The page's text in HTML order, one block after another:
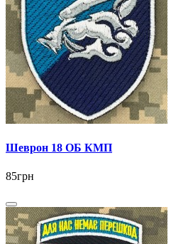
Шеврон 18 ОБ КМП
85грн